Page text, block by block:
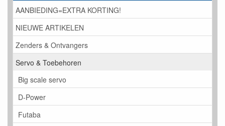
AANBIEDING=EXTRA KORTING!
NIEUWE ARTIKELEN
Zenders & Ontvangers
Servo & Toebehoren
Big scale servo
D-Power
Futaba